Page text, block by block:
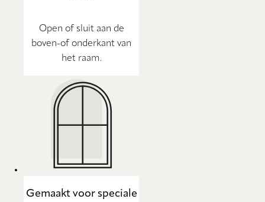
Open of sluit aan de
boven-of onderkant van
het raam.
Gemaakt voor speciale